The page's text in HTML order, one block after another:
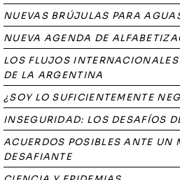
NUEVAS BRÚJULAS PARA
NUEVA AGENDA DE
LOS FLUJOS
DE LA ARGENTINA
¿SOY LO SUFICIENTEMENTE
INSEGURIDAD: LOS DESAFÍOS
ACUERDOS POSIBLES ANTE UN
DESAFIANTE